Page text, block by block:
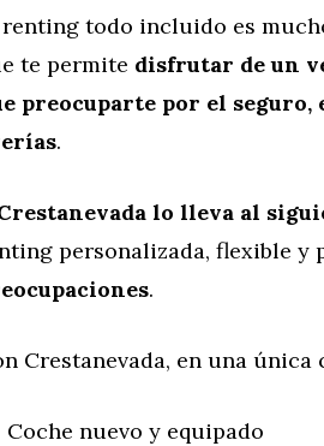
todo incluido es
te permite disfrutar de un
preocuparte por el
.
lo lleva al
personalizada, flexible y
.
Crestanevada, en una
Coche nuevo y equipado